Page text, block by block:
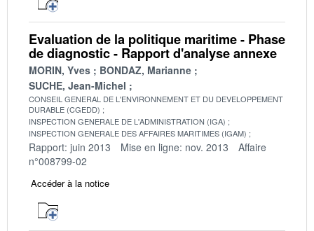
Evaluation de la politique maritime - Phase
de diagnostic - Rapport d'analyse annexe
MORIN, Yves
BONDAZ, Marianne
SUCHE, Jean-Michel
CONSEIL GENERAL DE L'ENVIRONNEMENT ET DU DEVELOPPEMENT
DURABLE (CGEDD)
INSPECTION GENERALE DE L'ADMINISTRATION (IGA)
INSPECTION GENERALE DES AFFAIRES MARITIMES (IGAM)
Rapport: juin 2013 Mise en ligne: nov. 2013
Affaire
n°008799-02
Accéder à la notice